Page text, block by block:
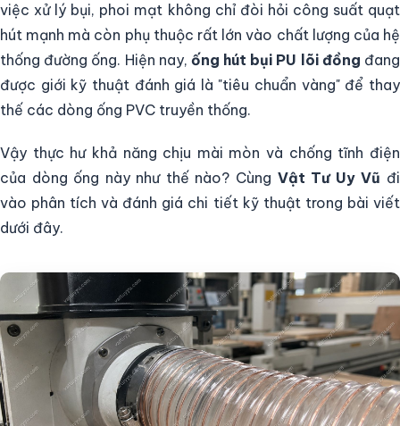
việc xử lý bụi, phoi mạt không chỉ đòi hỏi công suất quạt
hút mạnh mà còn phụ thuộc rất lớn vào chất lượng của hệ
thống đường ống. Hiện nay, ống hút bụi PU lõi đồng đang
được giới kỹ thuật đánh giá là "tiêu chuẩn vàng" để thay
thế các dòng ống PVC truyền thống.
Vậy thực hư khả năng chịu mài mòn và chống tĩnh điện
của dòng ống này như thế nào? Cùng Vật Tư Uy Vũ đi
vào phân tích và đánh giá chi tiết kỹ thuật trong bài viết
dưới đây.